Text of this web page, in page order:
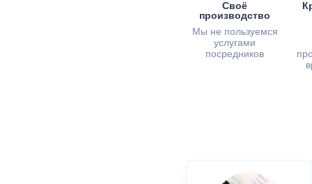
Своё
производство
Мы не пользуемся
услугами
посредников